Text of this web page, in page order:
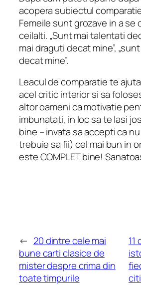
acopera subiectul
Femeile sunt grozave in a se
ceilalti. „Sunt mai talentati
mai draguti decat mine”,
decat mine”.
Leacul de comparatie te
acel critic interior si sa
altor oameni ca motivatie
imbunatati, in loc sa te lasi
bine – invata sa accepti ca
trebuie sa fii) cel mai bun in
este COMPLET bine!
← 20 dintre cele mai
bune carti clasice de
mister despre crima din
toate timpurile